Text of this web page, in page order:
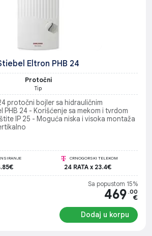
Eltron PHB 24
Protočni
Tip
protočni bojler sa hidrauličnim
PHB 24 - Korišćenje sa mekom i tvrdom
IP 25 - Moguća niska i visoka montaža
CRNOGORSKI TELEKOM
24 RATA x 23.4€
Sa popustom 15%
469 .00
€
Dodaj u korpu